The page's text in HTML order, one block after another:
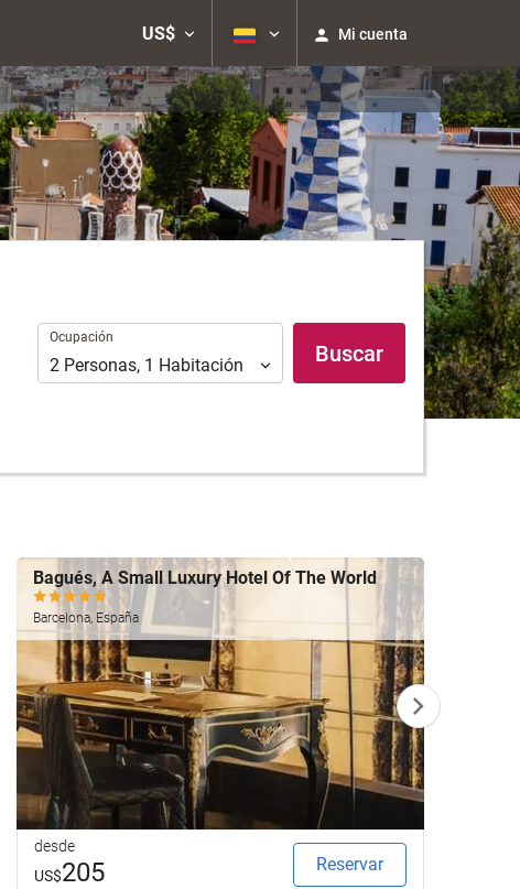
US$ Mi cuenta
Ocupación
Ocupación
2 Personas, 1 Habitación Buscar
Bagués, A Small Luxury Hotel Of The World
Barcelona, España
desde
US$205 Reservar